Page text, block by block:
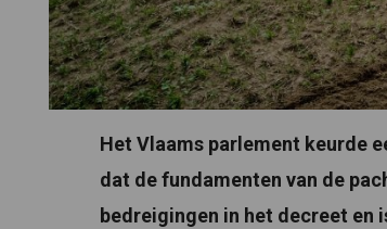
Het Vlaams parlement keurde
dat de fundamenten van de
bedreigingen in het decreet en